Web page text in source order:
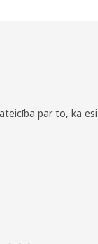
par to, ka esi